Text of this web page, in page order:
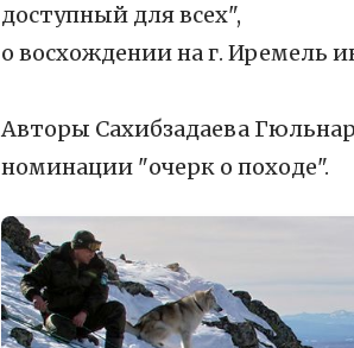
доступный для всех",
о восхождении на г. Иремель
Авторы Сахибзадаева
номинации "очерк о походе".